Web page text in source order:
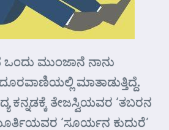
ಮುಂಜಾನೆ ನಾನು
ಮಾತಾಡುತ್ತಿದ್ದೆ.
ಕನ್ನಡಕ್ಕೆ ತೇಜಸ್ವಿಯವರ ‘ತಬರನ
‘ಸೂರ್ಯನ ಕುದುರೆ’